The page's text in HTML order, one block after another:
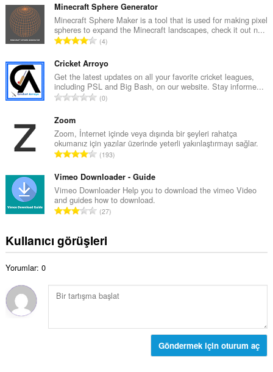
p
l
a
m
y
s
a
y
s
ı
:
Minecraft Sphere Generator
Minecraft Sphere Maker is a tool that is used for making pixel
spheres to expand the Minecraft landscapes, check it out n...
T
p
l
a
m
s
a
y
ı
s
ı
:
4
Cricket Arroyo
Get the latest updates on all your favorite cricket leagues,
including PSL and Big Bash, on our website. Stay informe...
T
l
a
m
y
s
a
y
s
ı
0
Zoom
Zoom, İnternet içinde veya dışında bir şeyleri rahatça
okumanız için yazılar üzerinde yeterli yakınlaştırmayı sağlar.
T
p
l
a
m
y
s
ı
s
193
Vimeo Downloader - Guide
Vimeo Downloader Help you to download the vimeo Video
and guides how to download.
T
l
o
y
y
27
Kullanıcı görüşleri
Yorumlar: 0
Göndermek için oturum aç